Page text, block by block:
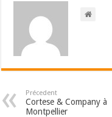
Précedent
Cortese & Company à
Montpellier